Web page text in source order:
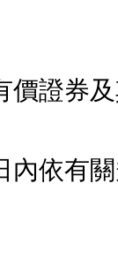
證券及
內依有